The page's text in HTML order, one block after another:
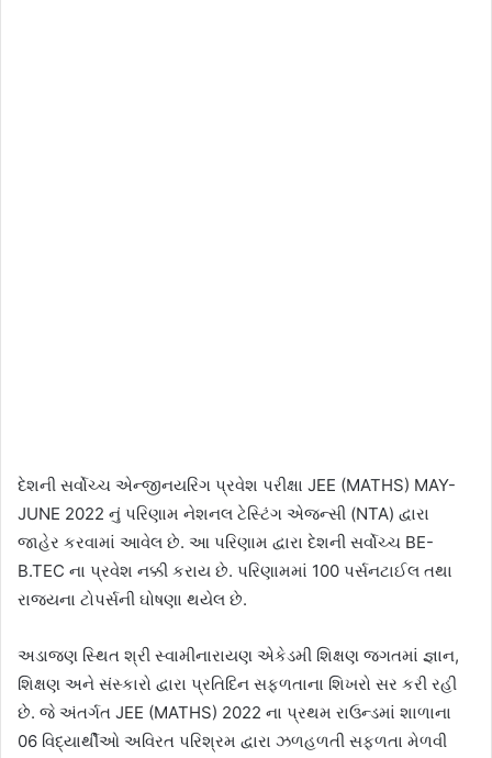
દેશની સર્વોચ્ચ એન્જીનયરિંગ પ્રવેશ પરીક્ષા JEE (MATHS) MAY-
JUNE 2022 નું પરિણામ નેશનલ ટેસ્ટિંગ એજન્સી (NTA) દ્વારા
જાહેર કરવામાં આવેલ છે. આ પરિણામ દ્વારા દેશની સર્વોચ્ચ BE-
B.TEC ના પ્રવેશ નક્કી કરાય છે. પરિણામમાં 100 પર્સનટાઈલ તથા
રાજ્યના ટોપર્સની ઘોષણા થયેલ છે.
અડાજણ સ્થિત શ્રી સ્વામીનારાયણ એકેડમી શિક્ષણ જગતમાં જ્ઞાન,
શિક્ષણ અને સંસ્કારો દ્વારા પ્રતિદિન સફળતાના શિખરો સર કરી રહી
છે. જે અંતર્ગત JEE (MATHS) 2022 ના પ્રથમ રાઉન્ડમાં શાળાના
06 વિદ્યાર્થીઓ અવિરત પરિશ્રમ દ્વારા ઝળહળતી સફળતા મેળવી